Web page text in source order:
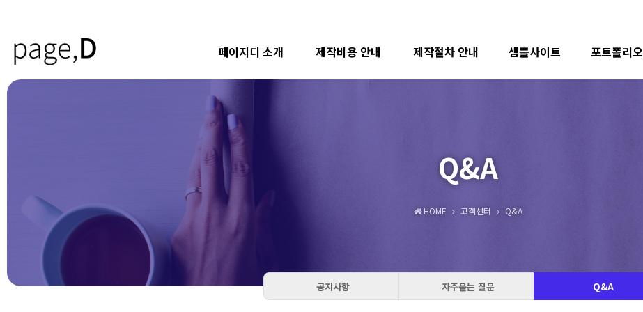
페이지디 소개 제작비용 안내
하위분류
제작절차 안내 샘플사이트 포트폴리오
Q&A
HOME 고객센터 Q&A
공지사항 자주묻는 질문 Q&A